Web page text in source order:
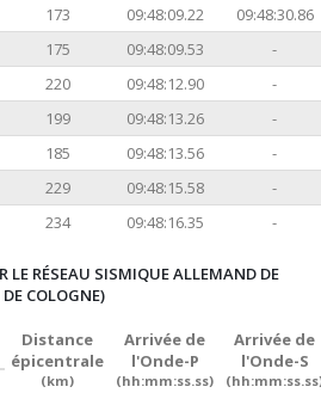
173 09:48:09.22
09:48:30.86
175 09:48:09.53
-
220 09:48:12.90
-
199 09:48:13.26
-
185 09:48:13.56
-
229 09:48:15.58
-
234 09:48:16.35 -
LE RÉSEAU SISMIQUE ALLEMAND DE
COLOGNE)
Distance
épicentrale
(km)
Arrivée de
l'Onde-P
(hh:mm:ss.ss)
Arrivée de
l'Onde-S